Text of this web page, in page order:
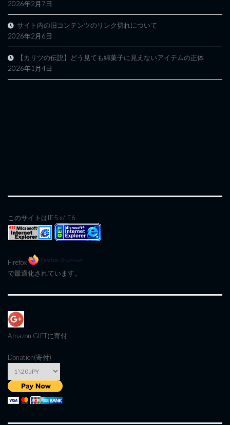
2026年2月7日
サイト内の旧コンテンツのリンク切れについて
2026年2月6日
【カリツの伝説】どう見ても綿菓子に見えないアイテムの正体
2026年1月4日
このサイトはIE5.x/IE6
Firefox
で最適化されています。
Amazon GIFTに寄付
Donation(寄付)